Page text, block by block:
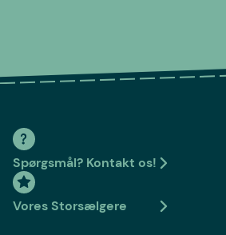
Spørgsmål? Kontakt os!
Vores Storsælgere